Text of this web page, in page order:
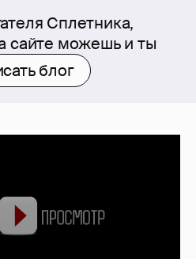
Сплетника,
сайте можешь и ты
блог